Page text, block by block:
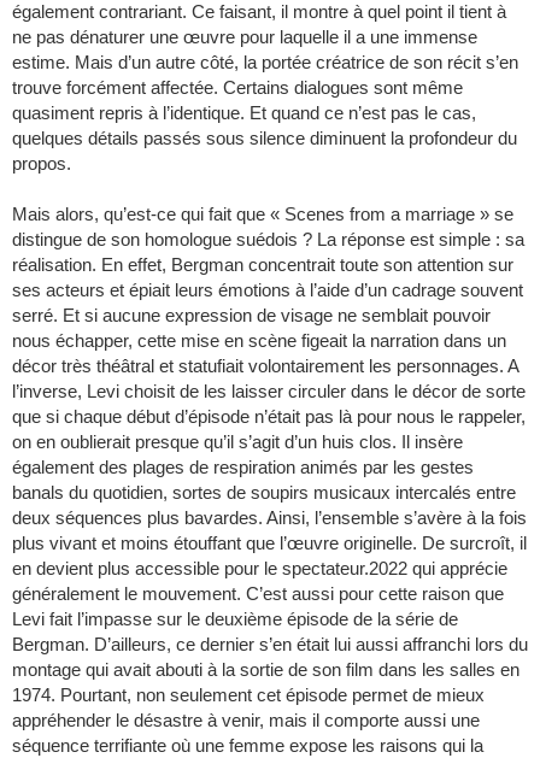
également contrariant. Ce faisant, il montre à quel point il tient à
ne pas dénaturer une œuvre pour laquelle il a une immense
estime. Mais d’un autre côté, la portée créatrice de son récit s’en
trouve forcément affectée. Certains dialogues sont même
quasiment repris à l’identique. Et quand ce n’est pas le cas,
quelques détails passés sous silence diminuent la profondeur du
propos.
Mais alors, qu’est-ce qui fait que « Scenes from a marriage » se
distingue de son homologue suédois ? La réponse est simple : sa
réalisation. En effet, Bergman concentrait toute son attention sur
ses acteurs et épiait leurs émotions à l’aide d’un cadrage souvent
serré. Et si aucune expression de visage ne semblait pouvoir
nous échapper, cette mise en scène figeait la narration dans un
décor très théâtral et statufiait volontairement les personnages. A
l’inverse, Levi choisit de les laisser circuler dans le décor de sorte
que si chaque début d’épisode n’était pas là pour nous le rappeler,
on en oublierait presque qu’il s’agit d’un huis clos. Il insère
également des plages de respiration animés par les gestes
banals du quotidien, sortes de soupirs musicaux intercalés entre
deux séquences plus bavardes. Ainsi, l’ensemble s’avère à la fois
plus vivant et moins étouffant que l’œuvre originelle. De surcroît, il
en devient plus accessible pour le spectateur.2022 qui apprécie
généralement le mouvement. C’est aussi pour cette raison que
Levi fait l’impasse sur le deuxième épisode de la série de
Bergman. D’ailleurs, ce dernier s’en était lui aussi affranchi lors du
montage qui avait abouti à la sortie de son film dans les salles en
1974. Pourtant, non seulement cet épisode permet de mieux
appréhender le désastre à venir, mais il comporte aussi une
séquence terrifiante où une femme expose les raisons qui la